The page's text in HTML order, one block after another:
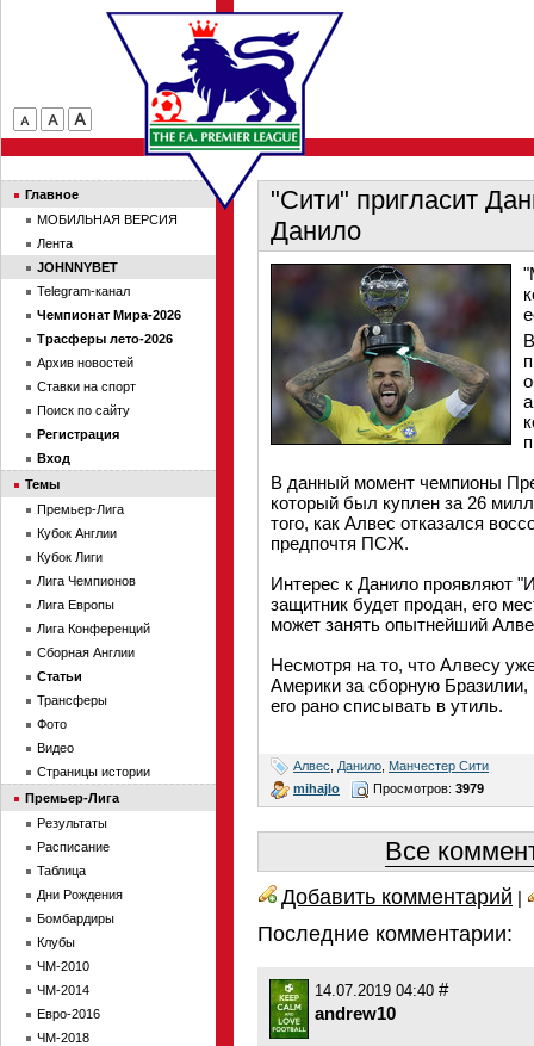
"Сити" пригласит
Данило
В данный момент чемпионы
который был куплен за 26
того, как Алвес отказался
предпочтя ПСЖ.
Интерес к Данило проявляют
защитник будет продан, его
может занять опытнейший
Несмотря на то, что Алвесу
Америки за сборную Бразилии,
его рано списывать в утиль.
Алвес Данило Манчестер Сити
mihajlo
Просмотров: 3979
Все
Добавить комментарий |
Последние комментарии:
14.07.2019 04:40 #
andrew10
Главное
МОБИЛЬНАЯ ВЕРСИЯ
Лента
JOHNNYBET
Telegram-канал
Чемпионат Мира-2026
Трасферы лето-2026
Архив новостей
Ставки на спорт
Поиск по сайту
Регистрация
Вход
Темы
Премьер-Лига
Кубок Англии
Кубок Лиги
Лига Чемпионов
Лига Европы
Лига Конференций
Сборная Англии
Статьи
Трансферы
Фото
Видео
Страницы истории
Премьер-Лига
Результаты
Расписание
Таблица
Дни Рождения
Бомбардиры
Клубы
ЧМ-2010
ЧМ-2014
Евро-2016
ЧМ-2018